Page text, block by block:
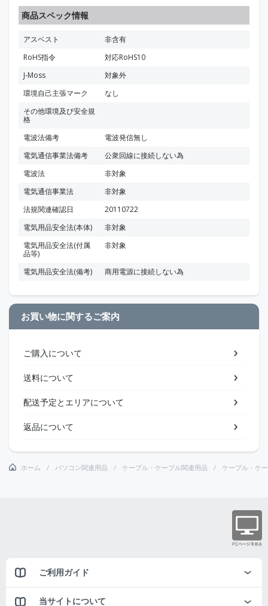
商品スペック情報
アスベスト
非含有
RoHS指令
対応RoHS10
J-Moss
対象外
環境自己主張マーク
なし
その他環境及び安全規
格
電波法備考
電波発信無し
電気通信事業法備考
公衆回線に接続しない為
電波法
非対象
電気通信事業法
非対象
法規関連確認日
20110722
電気用品安全法(本体)
非対象
電気用品安全法(付属
品等)
非対象
電気用品安全法(備考) 商用電源に接続しない為
お買い物に関するご案内
ご購入について
送料について
配送予定とエリアについて
返品について
ホーム パソコン関連用品 ケーブル・ケーブル関連用品 ケーブル・ケ
ご利用ガイド
当サイトについて